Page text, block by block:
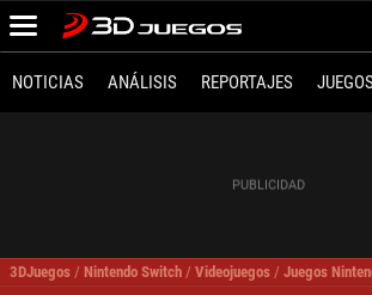
NOTICIAS ANÁLISIS REPORTAJES JUEGOS
3DJuegos / Nintendo Switch / Videojuegos / Juegos